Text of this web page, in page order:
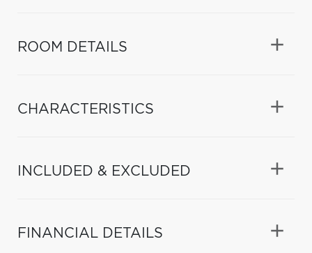
ROOM DETAILS
CHARACTERISTICS
INCLUDED & EXCLUDED
FINANCIAL DETAILS